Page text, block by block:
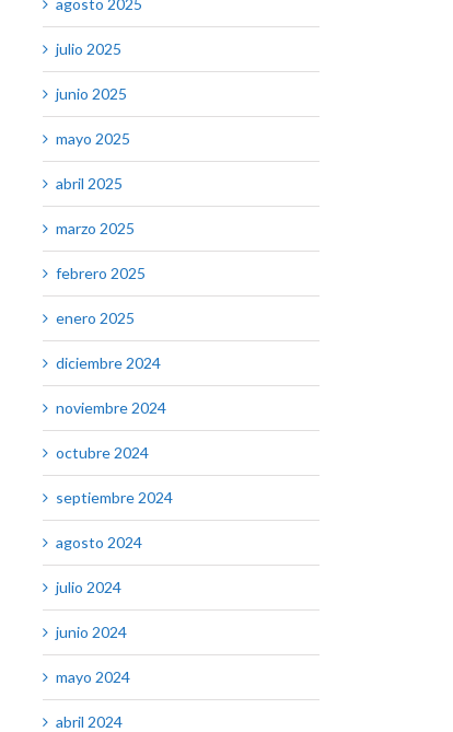
agosto 2025
julio 2025
junio 2025
mayo 2025
abril 2025
marzo 2025
febrero 2025
enero 2025
diciembre 2024
noviembre 2024
octubre 2024
septiembre 2024
agosto 2024
julio 2024
junio 2024
mayo 2024
abril 2024